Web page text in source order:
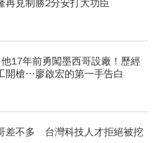
再見制勝2分安打大功臣
17年前勇闖墨西哥設廠！歷經
開槍…廖啟宏的第一手告白
差不多 台灣科技人才拒絕被挖